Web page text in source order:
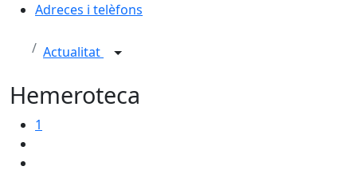
Adreces i telèfons
Actualitat
Hemeroteca
1